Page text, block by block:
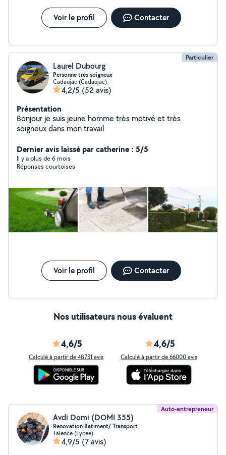
Voir le profil Contacter
Particulier
Laurel Dubourg
Personne très soigneux
Cadaujac (Cadaujac)
4,2/5 (52 avis)
Présentation
Bonjour je suis jeune homme très motivé et très
soigneux dans mon travail
Dernier avis laissé par catherine : 5/5
Il y a plus de 6 mois
Réponses courtoises
Voir le profil Contacter
Nos utilisateurs nous évaluent
4,6/5
Calculé à partir de 48731 avis
4,6/5
Calculé à partir de 66000 avis
Auto-entrepreneur
Avdi Domi (DOMI 355)
Renovation Batiment/ Transport
Talence (Lycee)
4,9/5 (7 avis)